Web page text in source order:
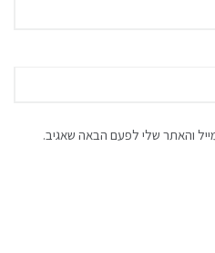
והאתר שלי לפעם הבאה שאגיב.